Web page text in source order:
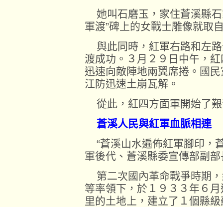
她叫石磨玉，家住蒼溪縣石
軍渡”碑上的女戰士雕像就取
與此同時，紅軍右路和左
渡成功。３月２９日中午，
迅速向敵陣地兩翼席捲。國
江防迅速土崩瓦解。
從此，紅四方面軍開始了
蒼溪人民與紅軍血脈相連
“蒼溪山水遍佈紅軍腳印，
軍後代、蒼溪縣委宣傳部副
第二次國內革命戰爭時期
等率領下，於１９３３年６
里的土地上，建立了１個縣